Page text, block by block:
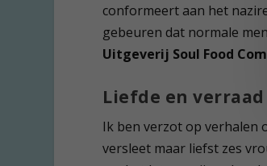
conformeert aan het
gebeuren dat normale
Uitgeverij Soul Food
Liefde en
Ik ben verzot op verhalen
versleet maar liefst zes